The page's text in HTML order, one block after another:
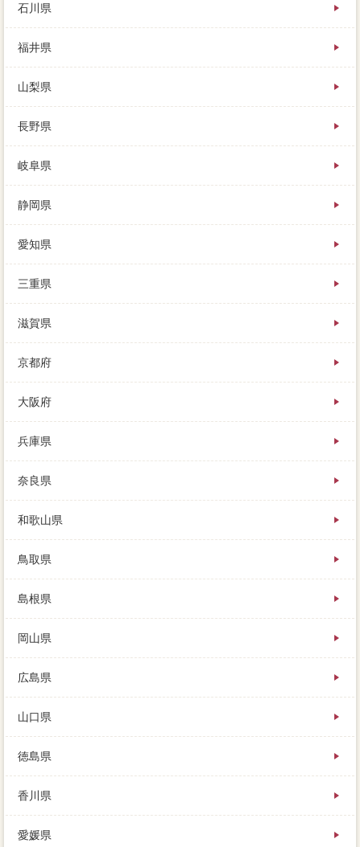
石川県
福井県
山梨県
長野県
岐阜県
静岡県
愛知県
三重県
滋賀県
京都府
大阪府
兵庫県
奈良県
和歌山県
鳥取県
島根県
岡山県
広島県
山口県
徳島県
香川県
愛媛県